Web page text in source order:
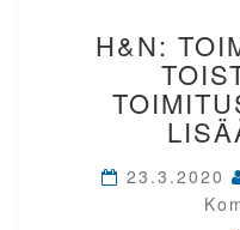
H&N:
23.3.2020